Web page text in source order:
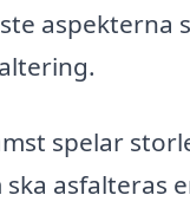
aspekterna
spelar
asfalteras